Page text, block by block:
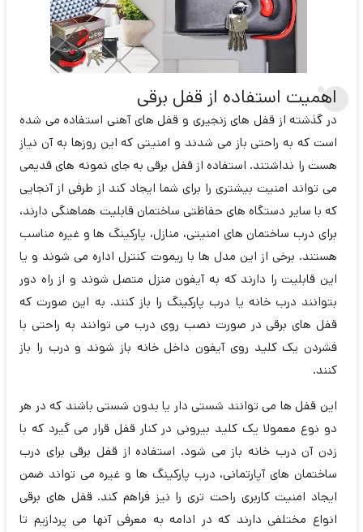
اهمیت استفاده از قفل برقی
در گذشته از قفل های زنجیری و قفل های آهنی استفاده می شده
است که به راحتی باز می شدند و امنیتی که این روزها به آن نیاز
هست را نداشتند. استفاده از قفل برقی به جای نمونه های قدیمی
می تواند امنیت بیشتری را برای شما ایجاد کند از طرفی از آنجایی
که با سایر دستگاه های حفاظتی ساختمان قابلیت هماهنگی دارند،
برای درب ساختمان های امنیتی، منازل، پارکینگ ها و غیره مناسب
هستند. برخی از این مدل ها با ریموت کنترل اداره می شوند و یا
این قابلیت را دارند که به آیفون منزل متصل شوند و از راه دور
بتوانند درب خانه یا درب پارکینگ را باز کنند. به این صورت که
قفل های برقی در صورت نصب روی درب می توانند به راحتی با
فشردن یک کلید روی آیفون داخل خانه باز شوند و درب را باز
کنند.
این قفل ها می توانند شستی دار یا بدون شستی باشند که در هر
دو نوع معمولا یک کلید بیرونی در کنار قفل قرار می گیرد که با
زدن آن درب خانه باز می شود. استفاده از قفل برقی برای درب
ساختمان های آپارتمانی، درب پارکینگ ها و غیره می تواند ضمن
ایجاد امنیت کاربری راحت تری را نیز فراهم کند. قفل های برقی
انواع مختلفی دارند که در ادامه به معرفی آنها می پردازیم تا